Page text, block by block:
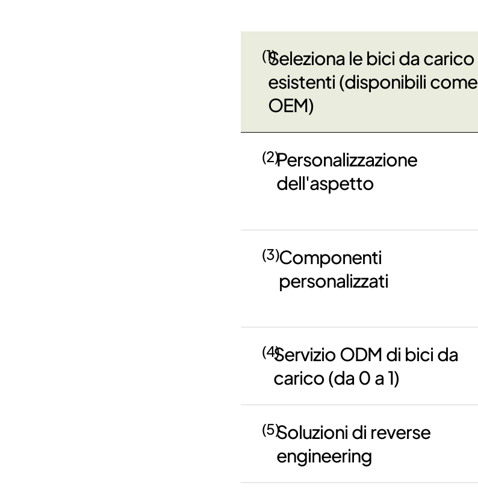
(1)Seleziona le bici da carico
esistenti (disponibili come
OEM)
(2)Personalizzazione
dell'aspetto
(3)Componenti
personalizzati
(4)Servizio ODM di bici da
carico (da 0 a 1)
(5)Soluzioni di reverse
engineering